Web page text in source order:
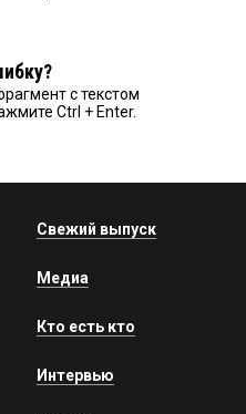
с текстом
Ctrl + Enter.
Свежий выпуск
Медиа
Кто есть кто
Интервью